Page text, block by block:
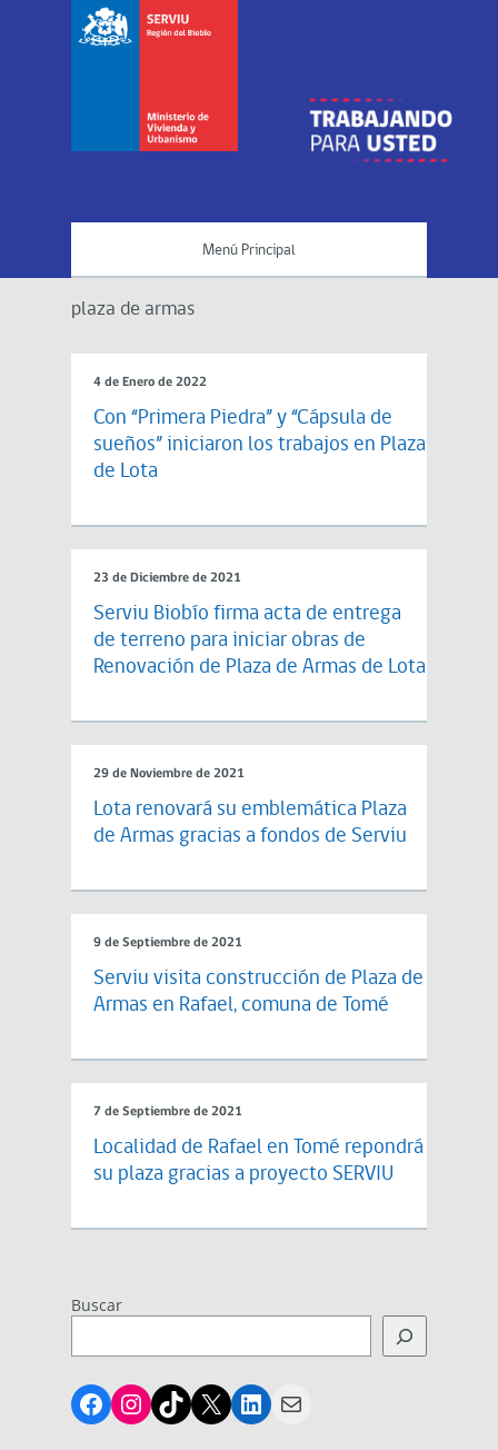
Menú Principal
plaza de armas
4 de Enero de 2022
Con “Primera Piedra” y “Cápsula de
sueños” iniciaron los trabajos en Plaza
de Lota
23 de Diciembre de 2021
Serviu Biobío firma acta de entrega
de terreno para iniciar obras de
Renovación de Plaza de Armas de Lota
29 de Noviembre de 2021
Lota renovará su emblemática Plaza
de Armas gracias a fondos de Serviu
9 de Septiembre de 2021
Serviu visita construcción de Plaza de
Armas en Rafael, comuna de Tomé
7 de Septiembre de 2021
Localidad de Rafael en Tomé repondrá
su plaza gracias a proyecto SERVIU
Buscar
Facebook
Instagram
TikTok
X LinkedIn
Mail